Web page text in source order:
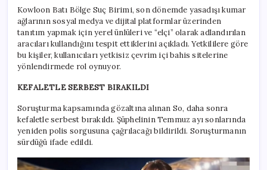
Kowloon Batı Bölge Suç Birimi, son dönemde yasadışı kumar
ağlarının sosyal medya ve dijital platformlar üzerinden
tanıtım yapmak için yerel ünlüleri ve “elçi” olarak adlandırılan
aracıları kullandığını tespit ettiklerini açıkladı. Yetkililere göre
bu kişiler, kullanıcıları yetkisiz çevrim içi bahis sitelerine
yönlendirmede rol oynuyor.
KEFALETLE SERBEST BIRAKILDI
Soruşturma kapsamında gözaltına alınan So, daha sonra
kefaletle serbest bırakıldı. Şüphelinin Temmuz ayı sonlarında
yeniden polis sorgusuna çağrılacağı bildirildi. Soruşturmanın
sürdüğü ifade edildi.